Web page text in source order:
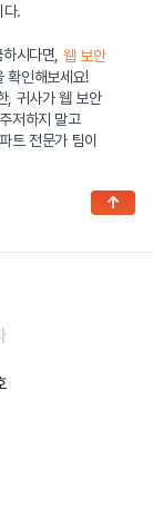
다.
시다면, 웹 보안
확인해보세요!
, 귀사가 웹 보안
저하지 말고
트 전문가 팀이
↑